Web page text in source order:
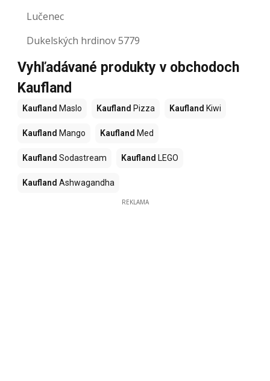
Lučenec
Dukelských hrdinov 5779
Vyhľadávané produkty v obchodoch
Kaufland
Kaufland Maslo Kaufland Pizza Kaufland Kiwi
Kaufland Mango Kaufland Med
Kaufland Sodastream Kaufland LEGO
Kaufland Ashwagandha
REKLAMA